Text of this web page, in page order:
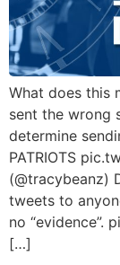
What does this
sent the wrong
determine
PATRIOTS
(@tracybeanz)
tweets to
no “evidence”.
[…]